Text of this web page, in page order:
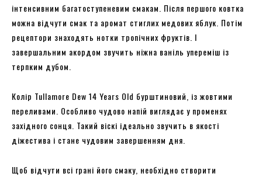
інтенсивним багатоступеневим смакам. Після першого ковтка
можна відчути смак та аромат стиглих медових яблук. Потім
рецептори знаходять нотки тропічних фруктів. І
завершальним акордом звучить ніжна ваніль упереміш із
терпким дубом.
Колір Tullamore Dew 14 Years Old бурштиновий, із жовтими
переливами. Особливо чудово напій виглядає у променях
західного сонця. Такий віскі ідеально звучить в якості
діжестива і стане чудовим завершенням дня.
Щоб відчути всі грані його смаку, необхідно створити